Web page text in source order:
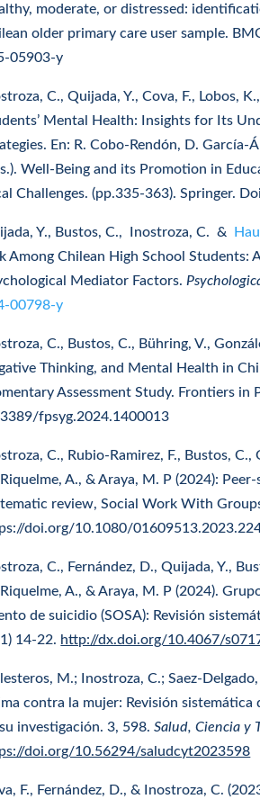
moderate, or distressed:
older primary care user sample.
05903-y
C., Quijada, Y., Cova, F., Lobos,
Mental Health: Insights for Its
En: R. Cobo-Rendón, D. García-
Well-Being and its Promotion in
Challenges. (pp.335-363). Springer.
Y., Bustos, C., Inostroza, C. &
Among Chilean High School Students:
Mediator Factors.
00798-y
C., Bustos, C., Bühring, V.,
Thinking, and Mental Health in
Assessment Study. Frontiers in
fpsyg.2024.1400013
C., Rubio-Ramirez, F., Bustos,
Riquelme, A., & Araya, M. P (2024):
review, Social Work With
doi.org/10.1080/
C., Fernández, D., Quijada, Y.,
Riquelme, A., & Araya, M. P (2024).
de suicidio (SOSA): Revisión
14-22. http://dx.doi.org/10.4067/
M.; Inostroza, C.; Saez-
contra la mujer: Revisión
investigación. 3, 598.Salud, Ciencia y
doi.org/10.56294/saludcyt2023598
F., Fernández, D., & Inostroza, C.